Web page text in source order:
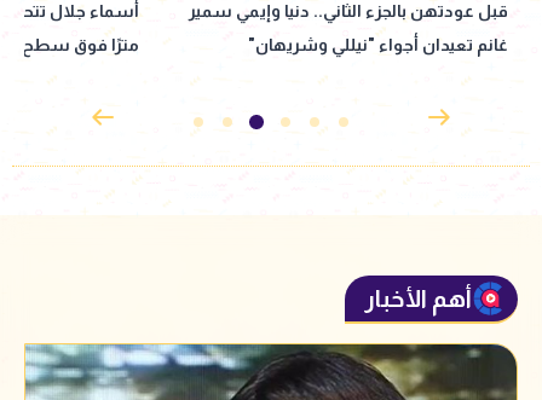
أسماء جلال تتحدى قمة كليمنجارو.. 5895
مترًا فوق سطح الأرض
بعد تحدي أسماء
مغامرات استثنائية
أهم الأخبار